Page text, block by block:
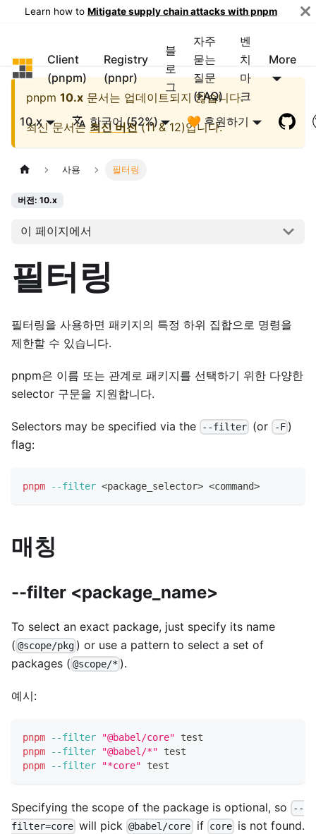
Learn how to Mitigate supply chain attacks with pnpm
pnpm
Client
(pnpm)
Registry
(pnpr)
블
로
그
자주
묻는
질문
(FAQ)
벤
치
마
크
More
10.x 한국어 (52%) 🧡 후원하기
pnpm 10.x 문서는 업데이트되지 않습니다.
최신 문서는 최신 버전(11 & 12)입니다.
사용 필터링
버전: 10.x
이 페이지에서
필터링
필터링을 사용하면 패키지의 특정 하위 집합으로 명령을
제한할 수 있습니다.
pnpm은 이름 또는 관계로 패키지를 선택하기 위한 다양한
selector 구문을 지원합니다.
Selectors may be specified via the --filter (or -F)
flag:
pnpm --filter <package_selector> <command>
매칭
--filter <package_name>
To select an exact package, just specify its name
( @scope/pkg ) or use a pattern to select a set of
packages ( @scope/* ).
예시:
pnpm --filter "@babel/core"
test
pnpm
--filter "@babel/*"
test
pnpm
--filter "*core" test
Specifying the scope of the package is optional, so
--
filter=core will pick@babel/core if coreis not found.